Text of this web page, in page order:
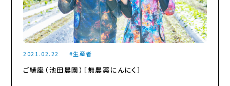
2021.02.22
ご縁座（池田農園）［無農薬にんにく］
生産者